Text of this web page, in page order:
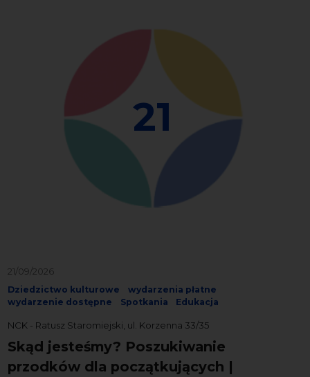
21
21/09/2026
Dziedzictwo kulturowe
wydarzenia płatne
wydarzenie dostępne
Spotkania Edukacja
NCK - Ratusz Staromiejski, ul. Korzenna 33/35
Skąd jesteśmy? Poszukiwanie
przodków dla początkujących |